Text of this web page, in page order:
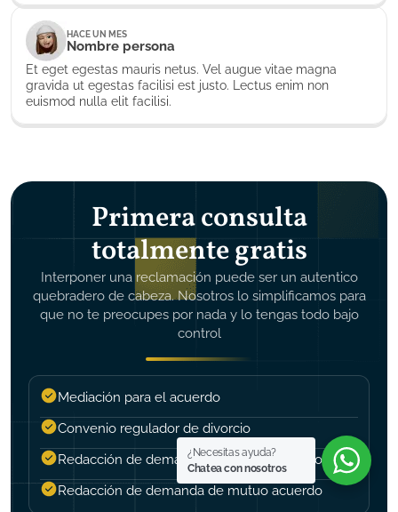
HACE UN MES
Nombre persona
Et eget egestas mauris netus. Vel augue vitae magna
gravida ut egestas facilisi est justo. Lectus enim non
euismod nulla elit facilisi.
Primera consulta
totalmente gratis
Interponer una reclamación puede ser un autentico
quebradero de cabeza. Nosotros lo simplificamos para
que no te preocupes por nada y lo tengas todo bajo
control
Mediación para el acuerdo
Convenio regulador de divorcio
Redacción de demanda de mutuo acuerdo
Redacción de demanda de mutuo acuerdo
¿Necesitas ayuda?
Chatea con nosotros